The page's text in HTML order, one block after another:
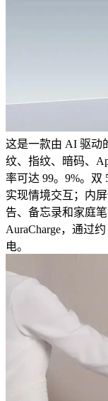
这是一款由 AI 驱动
纹、指纹、暗码、
率可达 99。9%。双
实现情境交互；内
告、备忘录和家庭
AuraCharge，通过
电。